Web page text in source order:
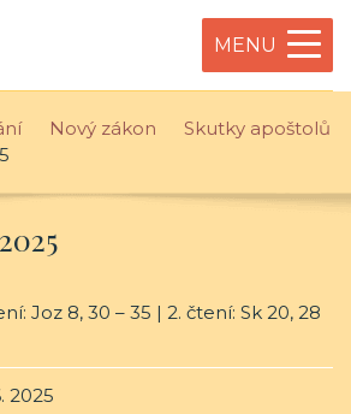
MENU
Nový zákon
Skutky apoštolů
Joz 8, 30 – 35 | 2. čtení: Sk 20, 28
2025